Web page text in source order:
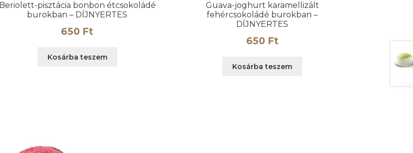
Beriolett-pisztácia bonbon étcsokoládé
burokban – DÍJNYERTES
650 Ft
Kosárba teszem
Guava-joghurt karamellizált
fehércsokoládé burokban –
DÍJNYERTES
650 Ft
Kosárba teszem